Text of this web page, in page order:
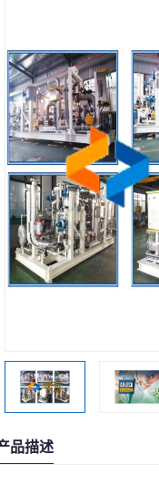
品描述